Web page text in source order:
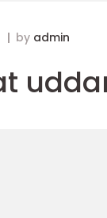
by admin